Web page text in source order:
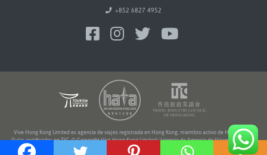
+852 6827 4952
Vive Hong Kong Limited es agencia de viajes registrada en Hong Kong, miembro activo de HATA y TIC.
Guías certificados en TIC. © Copyright Vive Hong Kong Limited | Licencia de Agencia de Viajes Nº 354216